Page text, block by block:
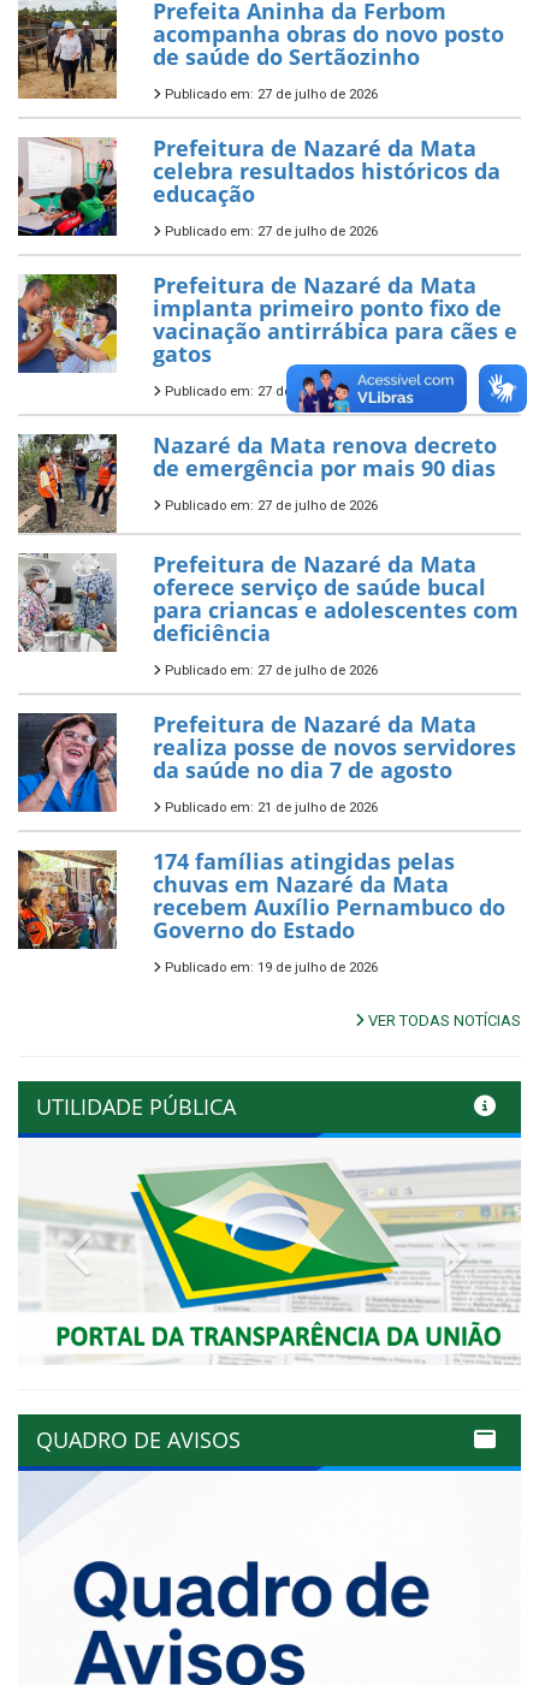
Prefeita Aninha da Ferbom
acompanha obras do novo posto
de saúde do Sertãozinho
Publicado em: 27 de julho de 2026
Prefeitura de Nazaré da Mata
celebra resultados históricos da
educação
Publicado em: 27 de julho de 2026
Prefeitura de Nazaré da Mata
implanta primeiro ponto fixo de
vacinação antirrábica para cães e
gatos
Publicado em: 27 de julho de 2026
Nazaré da Mata renova decreto
de emergência por mais 90 dias
Publicado em: 27 de julho de 2026
Prefeitura de Nazaré da Mata
oferece serviço de saúde bucal
para criancas e adolescentes com
deficiência
Publicado em: 27 de julho de 2026
Prefeitura de Nazaré da Mata
realiza posse de novos servidores
da saúde no dia 7 de agosto
Publicado em: 21 de julho de 2026
174 famílias atingidas pelas
chuvas em Nazaré da Mata
recebem Auxílio Pernambuco do
Governo do Estado
Publicado em: 19 de julho de 2026
VER TODAS NOTÍCIAS
UTILIDADE PÚBLICA
Previous Next
QUADRO DE AVISOS